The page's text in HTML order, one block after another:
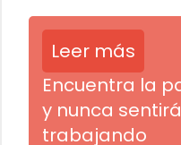
Leer más
Encuentra la
y nunca
trabajando